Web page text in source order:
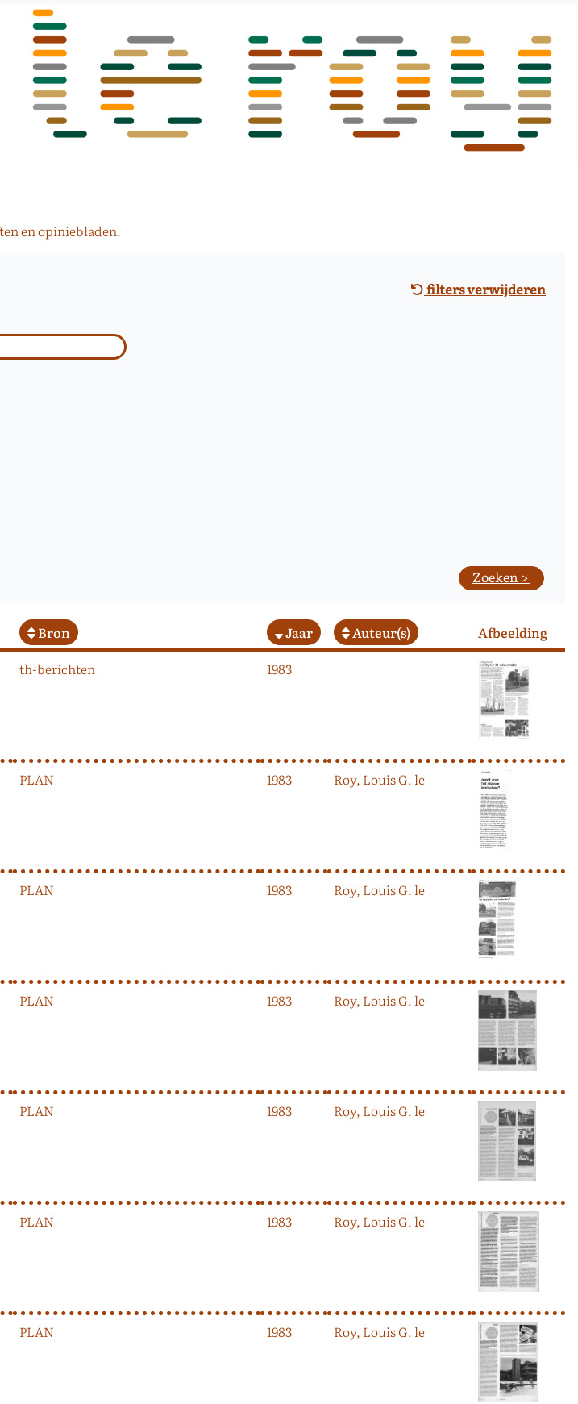
en opiniebladen.
filters verwijderen
Bron Jaar Auteur(s)
Afbeelding
th-berichten 1983
PLAN 1983 Roy, Louis G. le
PLAN 1983 Roy, Louis G. le
PLAN 1983 Roy, Louis G. le
PLAN 1983 Roy, Louis G. le
PLAN 1983 Roy, Louis G. le
PLAN 1983 Roy, Louis G. le